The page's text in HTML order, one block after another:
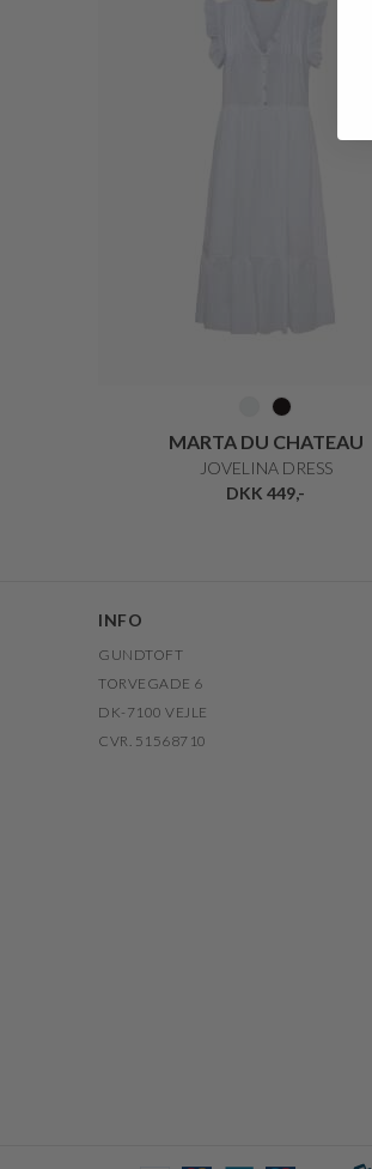
MARTA DU CHATEAU
JOVELINA DRESS
DKK 449,-
INFO
GUNDTOFT
TORVEGADE 6
DK-7100 VEJLE
CVR. 51568710